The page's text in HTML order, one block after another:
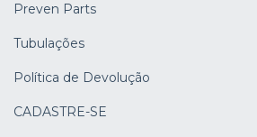
Preven Parts
Tubulações
Política de Devolução
CADASTRE-SE